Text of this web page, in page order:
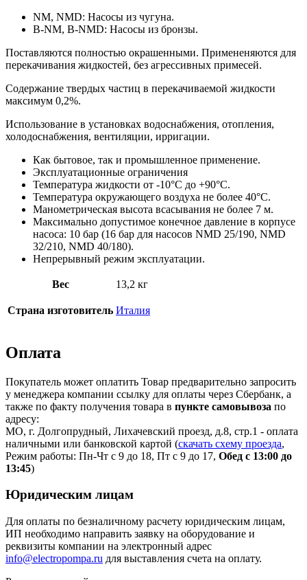
NM, NMD: Насосы из чугуна.
B-NM, B-NMD: Насосы из бронзы.
Поставляются полностью окрашенными. Примененяются для
перекачивания жидкостей, без агрессивных примесей.
Содержание твердых частиц в перекачиваемой жидкости
максимум 0,2%.
Использование в установках водоснабжения, отопления,
холодоснабжения, вентиляции, ирригации.
Как бытовое, так и промышленное применение.
Эксплуатационные ограничения
Температура жидкости от -10°C до +90°C.
Температура окружающего воздуха не более 40°C.
Манометрическая высота всасывания не более 7 м.
Максимально допустимое конечное давление в корпусе
насоса: 10 бар (16 бар для насосов NMD 25/190, NMD
32/210, NMD 40/180).
Непрерывный режим эксплуатации.
Вес 13,2 кг
Страна изготовитель Италия
Оплата
Покупатель может оплатить Товар предварительно запросить
у менеджера компании ссылку для оплаты через Сбербанк, а
также по факту получения товара в пункте самовывоза по
адресу:
МО, г. Долгопрудный, Лихачевский проезд, д.8, стр.1 - оплата
наличными или банковской картой (скачать схему проезда,
Режим работы: Пн-Чт с 9 до 18, Пт с 9 до 17, Обед с 13:00 до
13:45)
Юридическим лицам
Для оплаты по безналичному расчету юридическим лицам,
ИП необходимо направить заявку на оборудование и
реквизиты компании на электронный адрес
info@electropompa.ru для выставления счета на оплату.